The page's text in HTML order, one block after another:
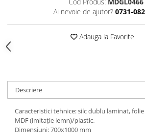
Cod Produs: MDGL0466
Ai nevoie de ajutor? 0731-
Adauga la Favorite
Descriere
Caracteristici tehnice: silc dublu laminat,
MDF (imitaţie lemn)/plastic.
Dimensiuni: 700x1000 mm